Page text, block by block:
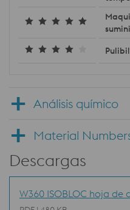
Análisis químico
Material
Descargas
W360 ISOBLOC hoja de